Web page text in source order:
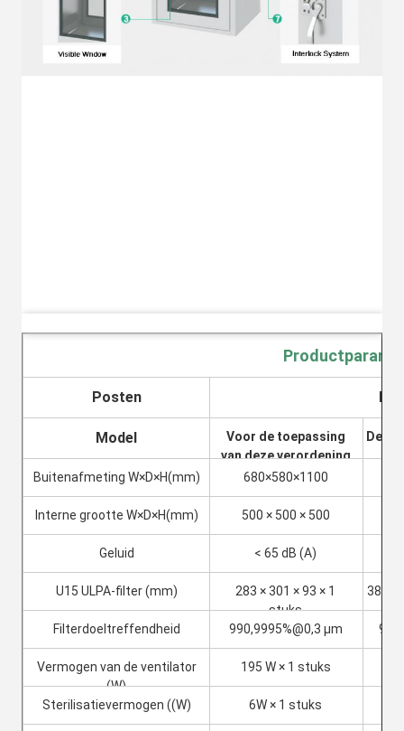
Posten
Model
Voor de toepassing
van deze verordening
geldt:
De in
Buitenafmeting W×D×H(mm) 680×580×1100
Interne grootte W×D×H(mm) 500 × 500 × 500
Geluid < 65 dB (A)
U15 ULPA-filter (mm)
283 × 301 × 93 × 1
stuks
383 ×
Filterdoeltreffendheid 990,9995%@0,3 μm
Vermogen van de ventilator
(W)
195 W × 1 stuks
Sterilisatievermogen ((W) 6W × 1 stuks